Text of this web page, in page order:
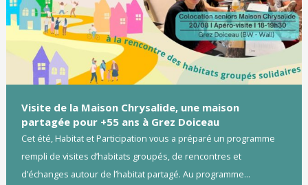
Visite de la Maison Chrysalide, une maison
partagée pour +55 ans à Grez Doiceau
Cet été, Habitat et Participation vous a préparé un programme
rempli de visites d’habitats groupés, de rencontres et
d’échanges autour de l’habitat partagé. Au programme...